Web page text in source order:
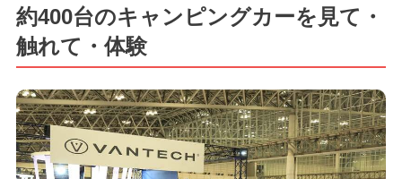
約400台のキャンピングカーを見て・
触れて・体験